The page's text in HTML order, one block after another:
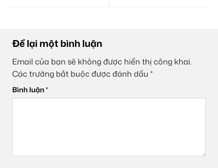
Để lại một bình luận
Email của bạn sẽ không được hiển thị công khai.
Các trường bắt buộc được đánh dấu *
Bình luận*